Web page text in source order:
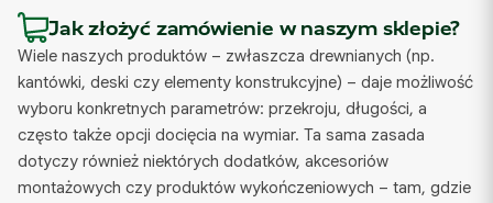
Jak złożyć zamówienie w naszym sklepie?
Wiele naszych produktów – zwłaszcza drewnianych (np.
kantówki, deski czy elementy konstrukcyjne) – daje możliwość
wyboru konkretnych parametrów: przekroju, długości, a
często także opcji docięcia na wymiar. Ta sama zasada
dotyczy również niektórych dodatków, akcesoriów
montażowych czy produktów wykończeniowych – tam, gdzie